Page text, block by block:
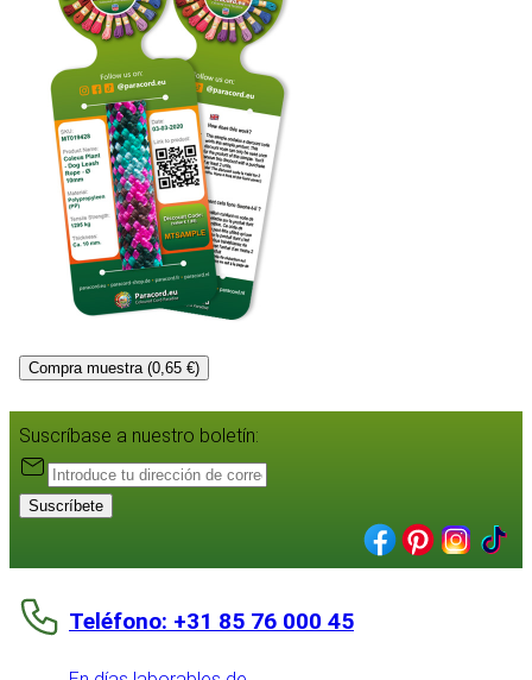
Compra muestra (0,65 €)
Suscríbase a nuestro boletín:
Suscríbete
Teléfono: +31 85 76 000 45